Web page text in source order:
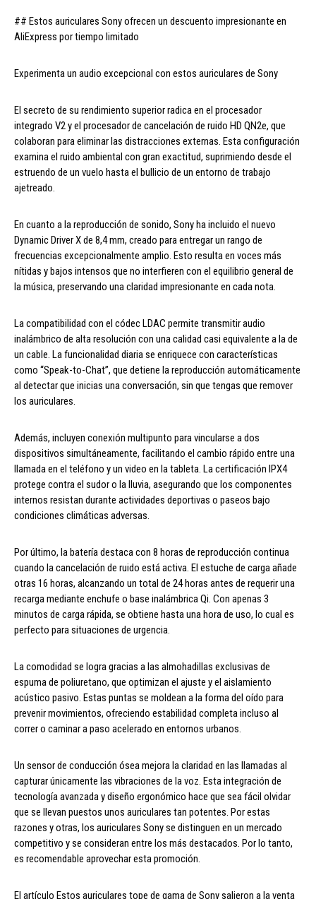
## Estos auriculares Sony ofrecen un descuento impresionante en
AliExpress por tiempo limitado
Experimenta un audio excepcional con estos auriculares de Sony
El secreto de su rendimiento superior radica en el procesador
integrado V2 y el procesador de cancelación de ruido HD QN2e, que
colaboran para eliminar las distracciones externas. Esta configuración
examina el ruido ambiental con gran exactitud, suprimiendo desde el
estruendo de un vuelo hasta el bullicio de un entorno de trabajo
ajetreado.
En cuanto a la reproducción de sonido, Sony ha incluido el nuevo
Dynamic Driver X de 8,4 mm, creado para entregar un rango de
frecuencias excepcionalmente amplio. Esto resulta en voces más
nítidas y bajos intensos que no interfieren con el equilibrio general de
la música, preservando una claridad impresionante en cada nota.
La compatibilidad con el códec LDAC permite transmitir audio
inalámbrico de alta resolución con una calidad casi equivalente a la de
un cable. La funcionalidad diaria se enriquece con características
como “Speak-to-Chat”, que detiene la reproducción automáticamente
al detectar que inicias una conversación, sin que tengas que remover
los auriculares.
Además, incluyen conexión multipunto para vincularse a dos
dispositivos simultáneamente, facilitando el cambio rápido entre una
llamada en el teléfono y un video en la tableta. La certificación IPX4
protege contra el sudor o la lluvia, asegurando que los componentes
internos resistan durante actividades deportivas o paseos bajo
condiciones climáticas adversas.
Por último, la batería destaca con 8 horas de reproducción continua
cuando la cancelación de ruido está activa. El estuche de carga añade
otras 16 horas, alcanzando un total de 24 horas antes de requerir una
recarga mediante enchufe o base inalámbrica Qi. Con apenas 3
minutos de carga rápida, se obtiene hasta una hora de uso, lo cual es
perfecto para situaciones de urgencia.
La comodidad se logra gracias a las almohadillas exclusivas de
espuma de poliuretano, que optimizan el ajuste y el aislamiento
acústico pasivo. Estas puntas se moldean a la forma del oído para
prevenir movimientos, ofreciendo estabilidad completa incluso al
correr o caminar a paso acelerado en entornos urbanos.
Un sensor de conducción ósea mejora la claridad en las llamadas al
capturar únicamente las vibraciones de la voz. Esta integración de
tecnología avanzada y diseño ergonómico hace que sea fácil olvidar
que se llevan puestos unos auriculares tan potentes. Por estas
razones y otras, los auriculares Sony se distinguen en un mercado
competitivo y se consideran entre los más destacados. Por lo tanto,
es recomendable aprovechar esta promoción.
El artículo Estos auriculares tope de gama de Sony salieron a la venta